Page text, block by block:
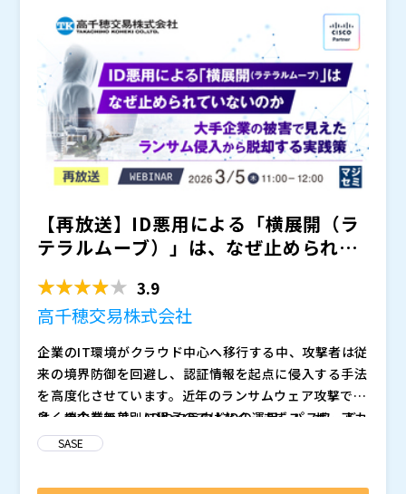
【再放送】ID悪用による「横展開（ラ
テラルムーブ）」は、なぜ止められて
3.9
高千穂交易株式会社
企業のIT環境がクラウド中心へ移行する中、攻撃者は従
来の境界防御を回避し、認証情報を起点に侵入する手法
を高度化させています。近年のランサムウェア攻撃で
は、端末を無差別に狙うのではなく、まずユーザーアカ
ウントを奪取し、正規ユーザーとして内部に侵入した
多くの企業では、ADやクラウドIDの運用、パスワード
ポリシーの強化、多要素認証の導入など、一定のID対策
SASE